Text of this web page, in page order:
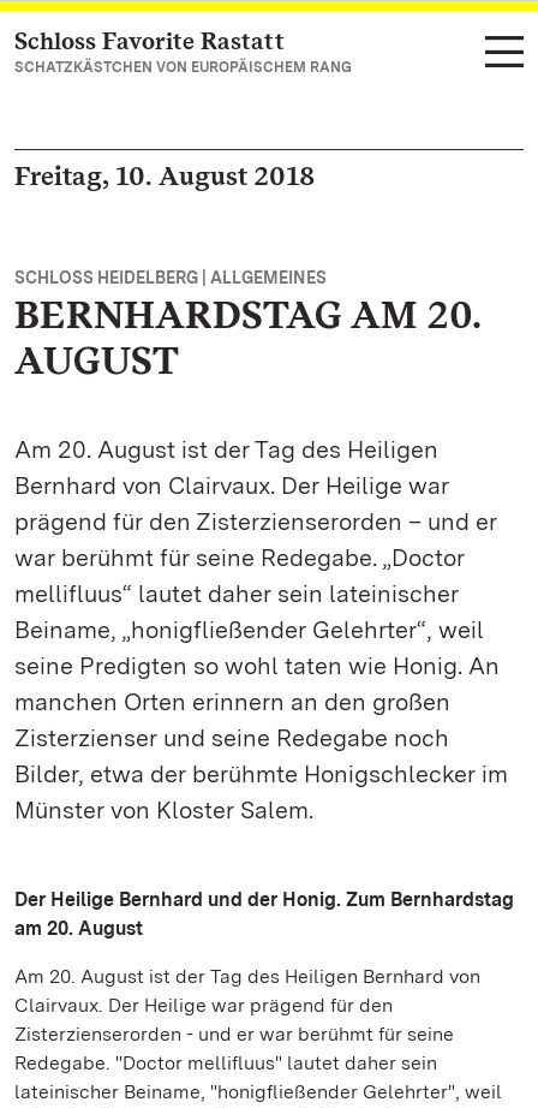
Zum Hauptinhalt springen
Schloss Favorite Rastatt
SCHATZKÄSTCHEN VON EUROPÄISCHEM RANG
Freitag, 10. August 2018
SCHLOSS HEIDELBERG | ALLGEMEINES
BERNHARDSTAG AM 20.
AUGUST
Am 20. August ist der Tag des Heiligen
Bernhard von Clairvaux. Der Heilige war
prägend für den Zisterzienserorden – und er
war berühmt für seine Redegabe. „Doctor
mellifluus“ lautet daher sein lateinischer
Beiname, „honigfließender Gelehrter“, weil
seine Predigten so wohl taten wie Honig. An
manchen Orten erinnern an den großen
Zisterzienser und seine Redegabe noch
Bilder, etwa der berühmte Honigschlecker im
Münster von Kloster Salem.
Der Heilige Bernhard und der Honig. Zum Bernhardstag
am 20. August
Am 20. August ist der Tag des Heiligen Bernhard von
Clairvaux. Der Heilige war prägend für den
Zisterzienserorden - und er war berühmt für seine
Redegabe. "Doctor mellifluus" lautet daher sein
lateinischer Beiname, "honigfließender Gelehrter", weil